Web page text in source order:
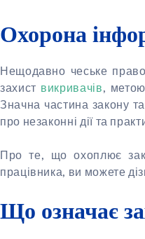
Охорона
Нещодавно чеське
захист викривачів,
Значна частина закону
про незаконні дії та
Про те, що охоплює
працівника, ви можете
Що означає